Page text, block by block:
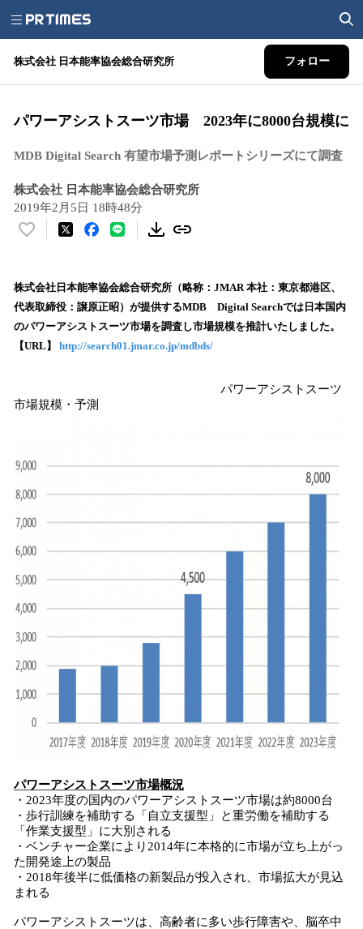
株式会社 日本能率協会総合研究所 フォロー
パワーアシストスーツ市場 2023年に8000台規模に
MDB Digital Search 有望市場予測レポートシリーズにて調査
株式会社 日本能率協会総合研究所
2019年2月5日 18時48分
い
！
数
を
読
中
株式会社日本能率協会総合研究所（略称：JMAR 本社：東京都港区、
代表取締役：譲原正昭）が提供するMDB Digital Searchでは日本国内
のパワーアシストスーツ市場を調査し市場規模を推計いたしました。
【URL】 http://search01.jmar.co.jp/mdbds/
パワーアシストスーツ
市場規模・予測
パワーアシストスーツ市場概況
・2023年度の国内のパワーアシストスーツ市場は約8000台
・歩行訓練を補助する「自立支援型」と重労働を補助する
「作業支援型」に大別される
・ベンチャー企業により2014年に本格的に市場が立ち上がっ
た開発途上の製品
・2018年後半に低価格の新製品が投入され、市場拡大が見込
まれる
パワーアシストスーツは、高齢者に多い歩行障害や、脳卒中